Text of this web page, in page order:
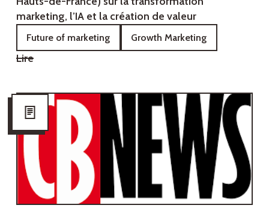
marketing, l’IA et la création de valeur
Future of marketing Growth Marketing
Lire